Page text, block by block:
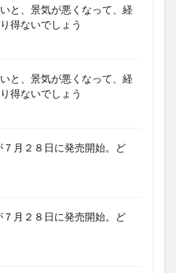
と、景気が悪くなって、経
得ないでしょう
と、景気が悪くなって、経
得ないでしょう
月２８日に発売開始。ど
月２８日に発売開始。ど